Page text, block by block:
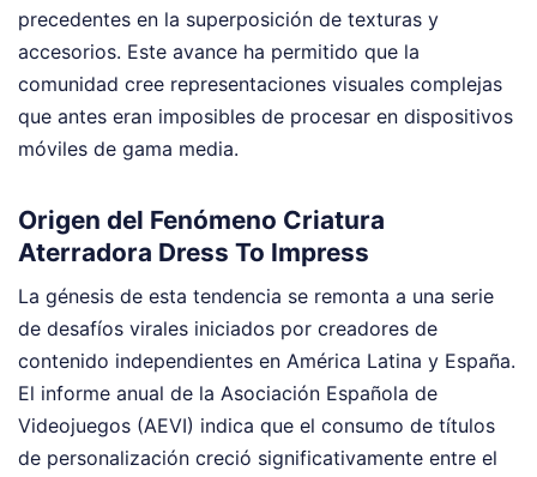
precedentes en la superposición de texturas y
accesorios. Este avance ha permitido que la
comunidad cree representaciones visuales complejas
que antes eran imposibles de procesar en dispositivos
móviles de gama media.
Origen del Fenómeno Criatura
Aterradora Dress To Impress
La génesis de esta tendencia se remonta a una serie
de desafíos virales iniciados por creadores de
contenido independientes en América Latina y España.
El informe anual de la Asociación Española de
Videojuegos (AEVI) indica que el consumo de títulos
de personalización creció significativamente entre el